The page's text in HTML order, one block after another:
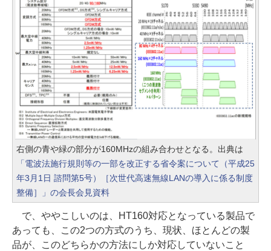
右側の青や緑の部分が160MHzの組み合わせとなる。出典は
「電波法施行規則等の一部を改正する省令案について（平成25
年3月1日 諮問第5号）［次世代高速無線LANの導入に係る制度
整備］」の会長会見資料
で、ややこしいのは、HT160対応となっている製品で
あっても、この2つの方式のうち、現状、ほとんどの製
品が、このどちらかの方法にしか対応していないこと